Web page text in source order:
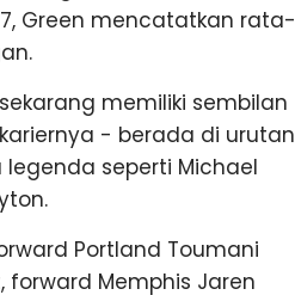
Green mencatatkan rata-
memiliki sembilan
- berada di urutan
seperti Michael
Portland Toumani
forward Memphis Jaren